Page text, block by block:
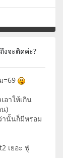
งจะติดค่ะ?
=69
อาให้เกิน
)
านั้นก็มีหรอม
เยอะ ฟู่